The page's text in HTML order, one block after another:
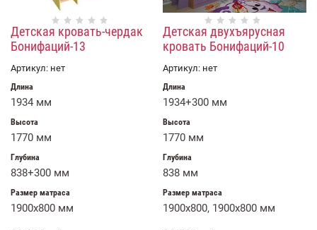
Детская кровать-чердак
Бонифаций-13
Артикул: нет
Длина
1934 мм
Высота
1770 мм
Глубина
838+300 мм
Размер матраса
1900x800 мм
Детская двухъярусная
кровать Бонифаций-10
Артикул: нет
Длина
1934+300 мм
Высота
1770 мм
Глубина
838 мм
Размер матраса
1900x800, 1900х800 мм